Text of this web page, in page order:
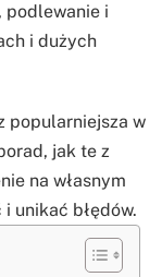
podlewanie i
i dużych
popularniejsza w
jak te z
na własnym
unikać błędów.